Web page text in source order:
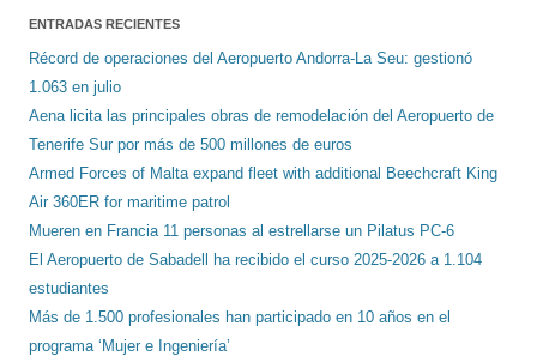
ENTRADAS RECIENTES
Récord de operaciones del Aeropuerto Andorra-La Seu: gestionó
1.063 en julio
Aena licita las principales obras de remodelación del Aeropuerto de
Tenerife Sur por más de 500 millones de euros
Armed Forces of Malta expand fleet with additional Beechcraft King
Air 360ER for maritime patrol
Mueren en Francia 11 personas al estrellarse un Pilatus PC-6
El Aeropuerto de Sabadell ha recibido el curso 2025-2026 a 1.104
estudiantes
Más de 1.500 profesionales han participado en 10 años en el
programa ‘Mujer e Ingeniería’